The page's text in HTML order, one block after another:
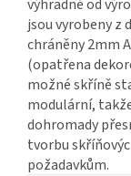
výhradně od
jsou vyrobeny z
chráněny 2mm
(opatřena
možné skříně
modulární,
dohromady
tvorbu
požadavkům.